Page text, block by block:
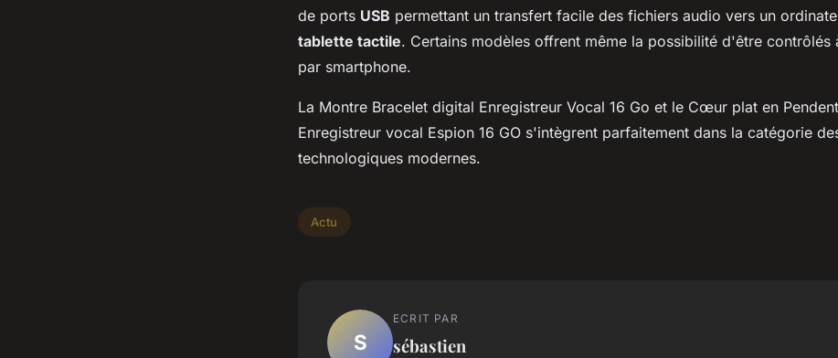
de ports USB permettant un transfert facile des fichiers audio vers un
tablette tactile. Certains modèles offrent même la possibilité d'être contrôlés
par smartphone.
La Montre Bracelet digital Enregistreur Vocal 16 Go et le Cœur plat en
Enregistreur vocal Espion 16 GO s'intègrent parfaitement dans la catégorie
technologiques modernes.
Actu
S
ECRIT PAR
sébastien